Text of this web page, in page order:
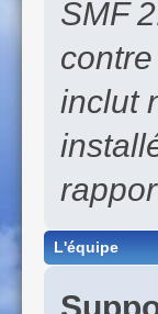
SMF
inclut
L'équipe